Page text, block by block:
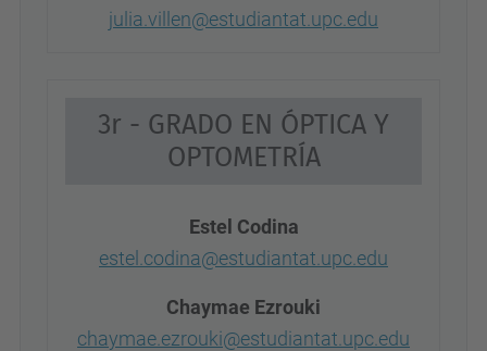
julia.villen@estudiantat.upc.edu
3r - GRADO EN ÓPTICA Y
OPTOMETRÍA
Estel Codina
estel.codina@estudiantat.upc.edu
Chaymae Ezrouki
chaymae.ezrouki@estudiantat.upc.edu